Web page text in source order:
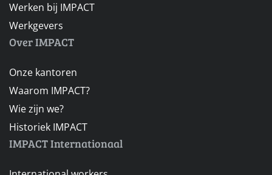
Werken bij IMPACT
Werkgevers
Over IMPACT
Onze kantoren
Waarom IMPACT?
Wie zijn we?
Historiek IMPACT
IMPACT Internationaal